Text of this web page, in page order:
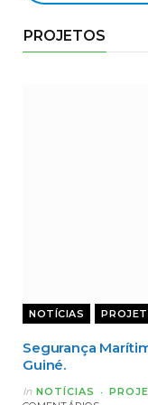
PROJETOS
NOTÍCIAS
Segurança
Guiné.
In NOTÍCIAS